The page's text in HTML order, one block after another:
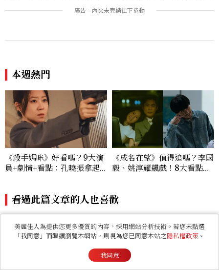
u髮箍未開賣先爆紅！
價半天，最後卻買最貴的
本週熱門
《殺手媽咪》好看嗎？9大演
員+劇情+看點：孔曉振拿起
《成名在望》值得追嗎？李國
毅、姚淳耀飆戲！8大看點與
看過此篇文章的人也喜歡
【星星教授安格斯 8/10-
8/16 星座運勢】牡羊情緒
變敏感，雙子人際吸引力爆
棚
美麗佳人為提供您更多優質的內容，採用網站分析技術。若您未點選
「我同意」而繼續瀏覽本網站，則視為您已同意本站之隱私權政策 。
我同意